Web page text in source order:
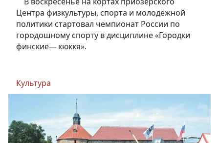
Центра физкультуры, спорта и молодёжной
политики стартовал чемпионат России по
городошному спорту в дисциплине «Городки
финские— кюккя».
Культура